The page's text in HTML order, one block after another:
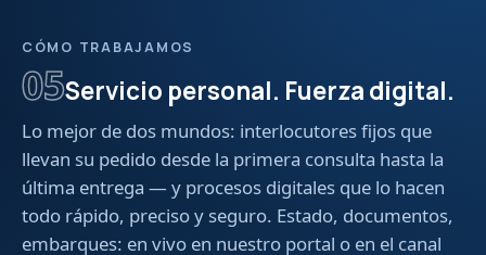
CÓMO TRABAJAMOS
05Servicio personal. Fuerza digital.
Lo mejor de dos mundos: interlocutores fijos que
llevan su pedido desde la primera consulta hasta la
última entrega — y procesos digitales que lo hacen
todo rápido, preciso y seguro. Estado, documentos,
embarques: en vivo en nuestro portal o en el canal